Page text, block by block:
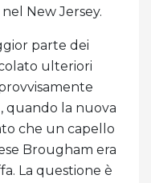
New Jersey.
parte dei
ulteriori
quando la nuova
che un capello
Brougham era
La questione è